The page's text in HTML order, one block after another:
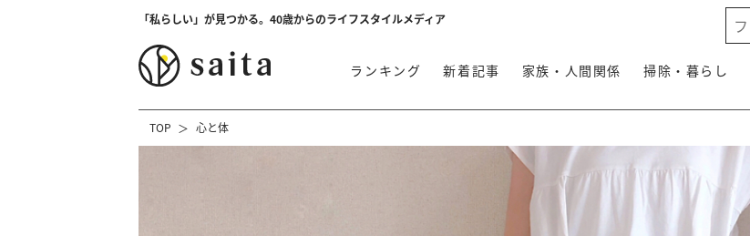
「私らしい」が見つかる。40歳からのライフスタイルメディア
ランキング 新着記事 家族・人間関係 掃除・暮らし
TOP 心と体